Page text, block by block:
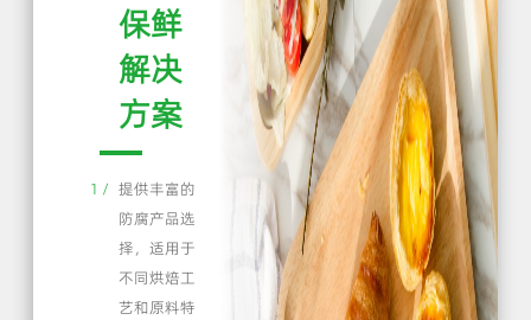
保鲜
解决
方案
1 / 提供丰富的
防腐产品选
择，适用于
不同烘焙工
艺和原料特